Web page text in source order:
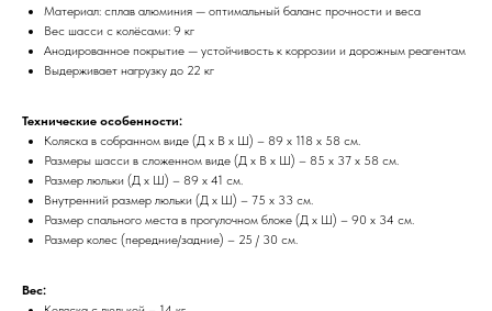
Материал: сплав алюминия — оптимальный баланс прочности и веса
Вес шасси с колёсами: 9 кг
Анодированное покрытие — устойчивость к коррозии и дорожным реагентам
Выдерживает нагрузку до 22 кг
Технические особенности:
Коляска в собранном виде (Д х В х Ш) – 89 х 118 х 58 см.
Размеры шасси в сложенном виде (Д х В х Ш) – 85 х 37 х 58 см.
Размер люльки (Д х Ш) – 89 х 41 см.
Внутренний размер люльки (Д х Ш) – 75 х 33 см.
Размер спального места в прогулочном блоке (Д х Ш) – 90 х 34 см.
Размер колес (передние/задние) – 25 / 30 см.
Вес: